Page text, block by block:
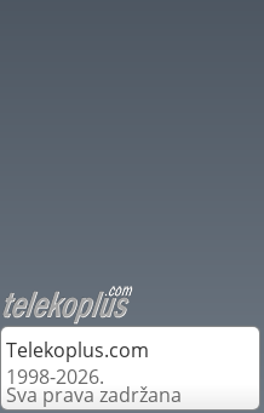
Telekoplus.com
1998-2026.
Sva prava zadržana